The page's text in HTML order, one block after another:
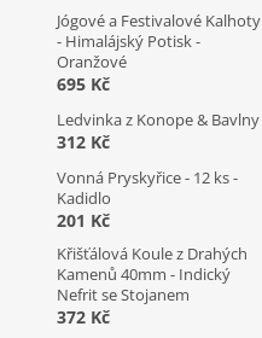
Jógové a Festivalové Kalhoty
- Himalájský Potisk -
Oranžové
695 Kč
Ledvinka z Konope & Bavlny
312 Kč
Vonná Pryskyřice - 12 ks -
Kadidlo
201 Kč
Křišťálová Koule z Drahých
Kamenů 40mm - Indický
Nefrit se Stojanem
372 Kč